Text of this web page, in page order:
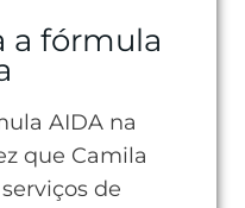
a fórmula
AIDA na
que Camila
de